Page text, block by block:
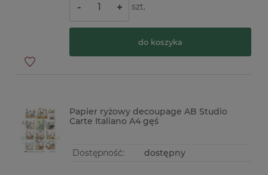
- + szt.
do koszyka
Papier ryżowy decoupage AB Studio
Carte Italiano A4 gęś
Dostępność: dostępny